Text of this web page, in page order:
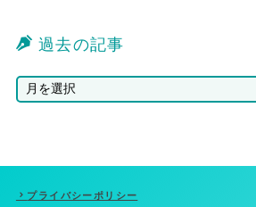
過去の記事
プライバシーポリシー